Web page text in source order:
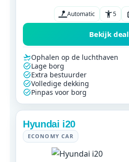
Automatic 5
Bekijk deal
Ophalen op de luchthaven
Lage borg
Extra bestuurder
Volledige dekking
Pinpas voor borg
Hyundai i20
ECONOMY CAR